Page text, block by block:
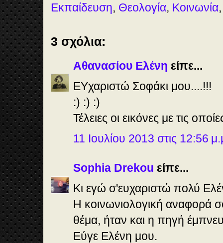
Εκπαίδευση, Θεολογία, Κοινωνία
3 σχόλια:
Αθανασίου Ελένη είπε...
ΕΥχαριστώ Σοφάκι μου....!!!
:) :) :)
Τέλειες οι εικόνες με τις
11 Ιουλίου 2013 στις 12:56
Sophia Drekou είπε...
Κι εγώ σ'ευχαριστώ πολύ
Η κοινωνιολογική αναφορά
θέμα, ήταν και η πηγή
Εύγε Ελένη μου.